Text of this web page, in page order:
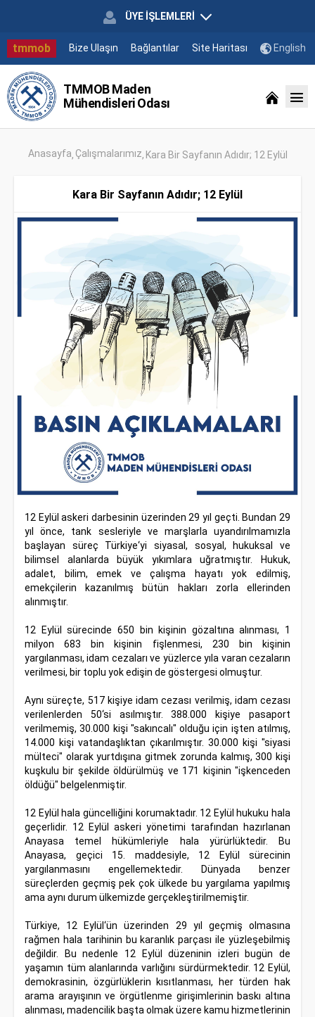
ÜYE İŞLEMLERİ
tmmob Bize Ulaşın Bağlantılar Site Haritası English
TMMOB Maden
Mühendisleri Odası
Anasayfa Çalışmalarımız Kara Bir Sayfanın Adıdır; 12 Eylül
Kara Bir Sayfanın Adıdır; 12 Eylül
12 Eylül askeri darbesinin üzerinden 29 yıl geçti. Bundan 29
yıl önce, tank sesleriyle ve marşlarla uyandırılmamızla
başlayan süreç Türkiye‘yi siyasal, sosyal, hukuksal ve
bilimsel alanlarda büyük yıkımlara uğratmıştır. Hukuk,
adalet, bilim, emek ve çalışma hayatı yok edilmiş,
emekçilerin kazanılmış bütün hakları zorla ellerinden
alınmıştır.
12 Eylül sürecinde 650 bin kişinin gözaltına alınması, 1
milyon 683 bin kişinin fişlenmesi, 230 bin kişinin
yargılanması, idam cezaları ve yüzlerce yıla varan cezaların
verilmesi, bir toplu yok edişin de göstergesi olmuştur.
Aynı süreçte, 517 kişiye idam cezası verilmiş, idam cezası
verilenlerden 50‘si asılmıştır. 388.000 kişiye pasaport
verilmemiş, 30.000 kişi "sakıncalı" olduğu için işten atılmış,
14.000 kişi vatandaşlıktan çıkarılmıştır. 30.000 kişi "siyasi
mülteci" olarak yurtdışına gitmek zorunda kalmış, 300 kişi
kuşkulu bir şekilde öldürülmüş ve 171 kişinin "işkenceden
öldüğü" belgelenmiştir.
12 Eylül hala güncelliğini korumaktadır. 12 Eylül hukuku hala
geçerlidir. 12 Eylül askeri yönetimi tarafından hazırlanan
Anayasa temel hükümleriyle hala yürürlüktedir. Bu
Anayasa, geçici 15. maddesiyle, 12 Eylül sürecinin
yargılanmasını engellemektedir. Dünyada benzer
süreçlerden geçmiş pek çok ülkede bu yargılama yapılmış
ama aynı durum ülkemizde gerçekleştirilmemiştir.
Türkiye, 12 Eylül‘ün üzerinden 29 yıl geçmiş olmasına
rağmen hala tarihinin bu karanlık parçası ile yüzleşebilmiş
değildir. Bu nedenle 12 Eylül düzeninin izleri bugün de
yaşamın tüm alanlarında varlığını sürdürmektedir. 12 Eylül,
demokrasinin, özgürlüklerin kısıtlanması, her türden hak
arama arayışının ve örgütlenme girişimlerinin baskı altına
alınması, madencilik başta olmak üzere kamu hizmetlerinin